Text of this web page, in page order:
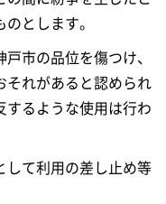
とします。
市の品位を傷つけ、
それがあると認められ
するような使用は行わ
して利用の差し止め等